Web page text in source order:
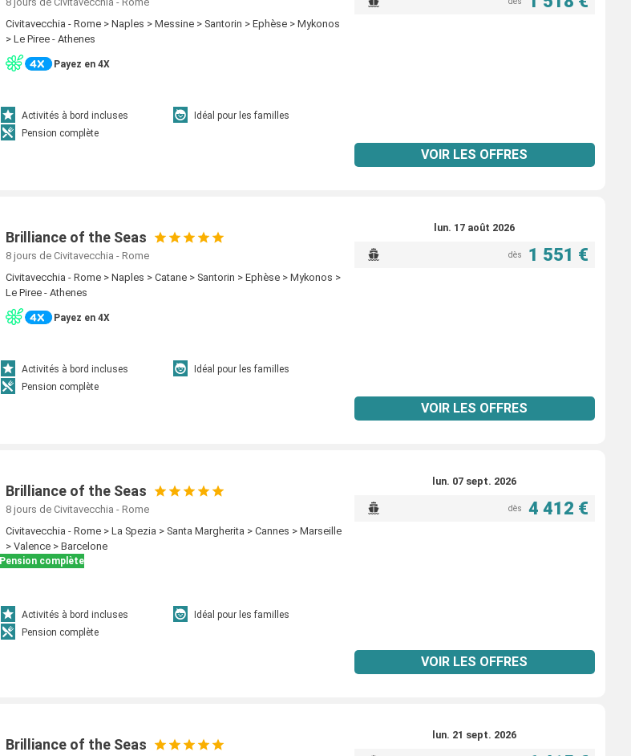
Civitavecchia - Rome > Naples > Messine > Santorin > Ephèse > Mykonos
> Le Piree - Athenes
Payez en 4X
Activités à bord incluses
Idéal pour les familles
Pension complète
VOIR LES OFFRES
Brilliance of the Seas
8 jours de Civitavecchia - Rome
Civitavecchia - Rome > Naples > Catane > Santorin > Ephèse > Mykonos >
Le Piree - Athenes
Payez en 4X
Activités à bord incluses
Idéal pour les familles
Pension complète
lun. 17 août 2026
dès 1 551 €
VOIR LES OFFRES
Brilliance of the Seas
8 jours de Civitavecchia - Rome
Civitavecchia - Rome > La Spezia > Santa Margherita > Cannes > Marseille
> Valence > Barcelone
Pension complète
Activités à bord incluses
Idéal pour les familles
Pension complète
lun. 07 sept. 2026
dès 4 412 €
VOIR LES OFFRES
Brilliance of the Seas
lun. 21 sept. 2026